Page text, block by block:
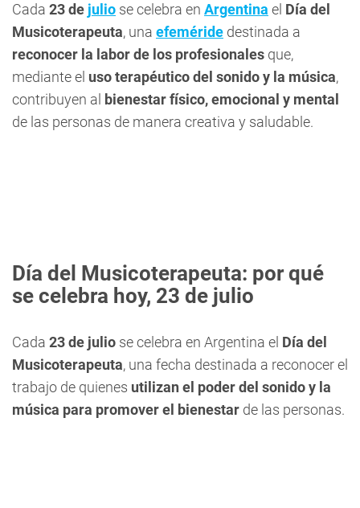
Cada 23 de julio se celebra en Argentina el Día del
Musicoterapeuta, una efeméride destinada a
reconocer la labor de los profesionales que,
mediante el uso terapéutico del sonido y la música,
contribuyen al bienestar físico, emocional y mental
de las personas de manera creativa y saludable.
Día del Musicoterapeuta: por qué
se celebra hoy, 23 de julio
Cada 23 de julio se celebra en Argentina el Día del
Musicoterapeuta, una fecha destinada a reconocer el
trabajo de quienes utilizan el poder del sonido y la
música para promover el bienestar de las personas.